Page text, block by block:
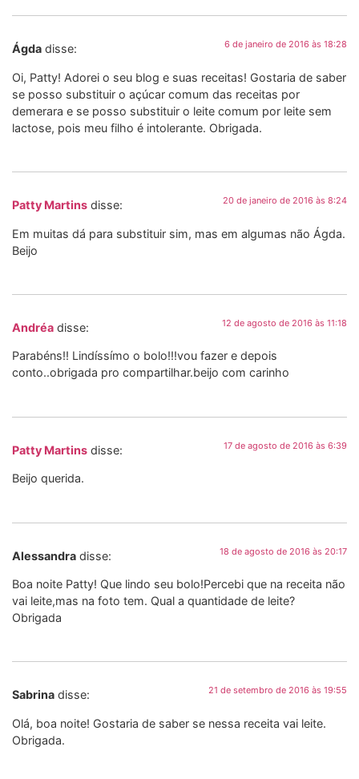
Ágda disse: 6 de janeiro de 2016 às 18:28
Oi, Patty! Adorei o seu blog e suas receitas! Gostaria de saber
se posso substituir o açúcar comum das receitas por
demerara e se posso substituir o leite comum por leite sem
lactose, pois meu filho é intolerante. Obrigada.
Patty Martins disse: 20 de janeiro de 2016 às 8:24
Em muitas dá para substituir sim, mas em algumas não Ágda.
Beijo
Andréa disse: 12 de agosto de 2016 às 11:18
Parabéns!! Lindíssímo o bolo!!!vou fazer e depois
conto..obrigada pro compartilhar.beijo com carinho
Patty Martins disse: 17 de agosto de 2016 às 6:39
Beijo querida.
Alessandra disse: 18 de agosto de 2016 às 20:17
Boa noite Patty! Que lindo seu bolo!Percebi que na receita não
vai leite,mas na foto tem. Qual a quantidade de leite?
Obrigada
Sabrina disse: 21 de setembro de 2016 às 19:55
Olá, boa noite! Gostaria de saber se nessa receita vai leite.
Obrigada.